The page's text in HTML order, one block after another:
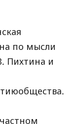
по мысли
Пихтина и